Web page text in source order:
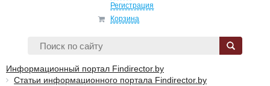
Регистрация
Корзина
Информационный портал Findirector.by
Статьи информационного портала Findirector.by